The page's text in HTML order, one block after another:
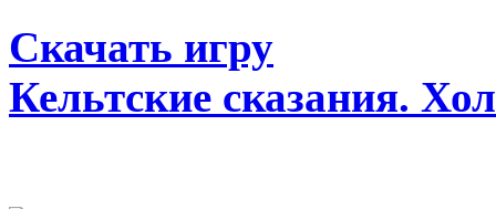
Скачать игру
Кельтские cказания.